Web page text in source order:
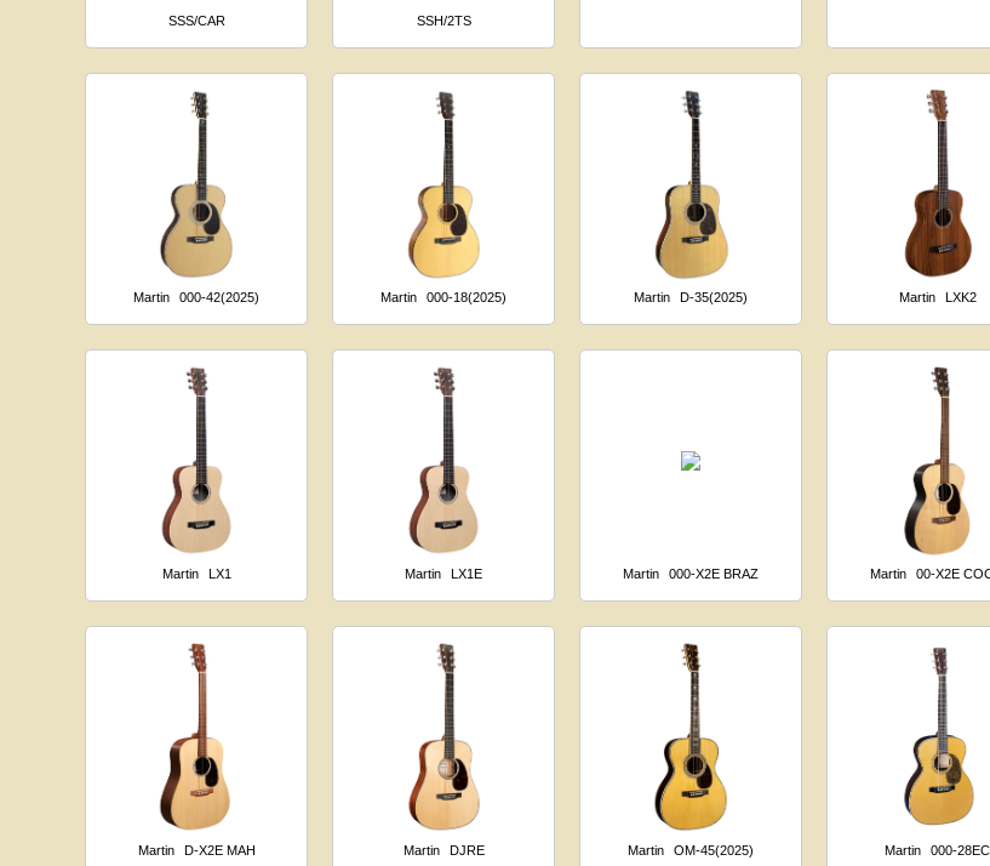
SSS/CAR
SSH/2TS
Martin 000-42(2025) Martin 000-18(2025) Martin D-35(2025) Martin LXK2
Martin LX1 Martin LX1E Martin 000-X2E BRAZ Martin 00-X2E
Martin D-X2E MAH Martin DJRE Martin OM-45(2025) Martin 000-28EC